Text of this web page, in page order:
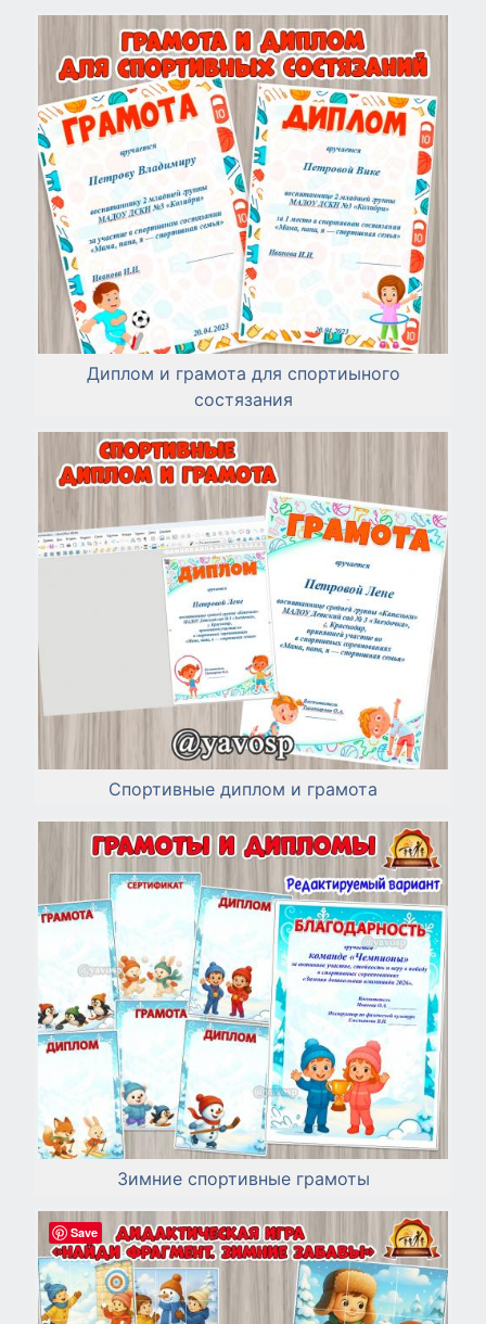
Диплом и грамота для спортиыного
состязания
Спортивные диплом и грамота
Зимние спортивные грамоты
Save